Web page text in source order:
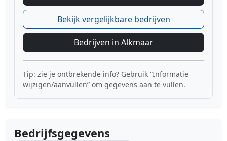
Bekijk vergelijkbare bedrijven
Bedrijven in Alkmaar
Tip: zie je ontbrekende info? Gebruik “Informatie
wijzigen/aanvullen” om gegevens aan te vullen.
Bedrijfsgegevens